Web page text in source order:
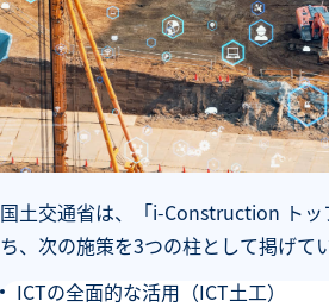
国土交通省は、「i-Construction ト
ち、次の施策を3つの柱として掲げてい
ICTの全面的な活用（ICT土工）